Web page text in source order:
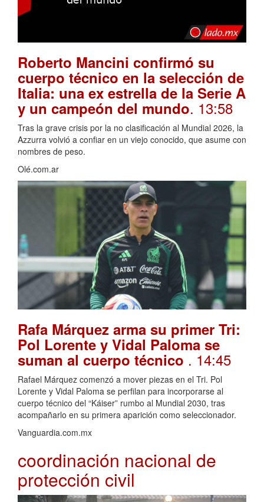
Roberto Mancini confirmó su
cuerpo técnico en la selección de
Italia: una ex estrella de la Serie A
y un campeón del mundo. 13:58
Tras la grave crisis por la no clasificación al Mundial 2026, la
Azzurra volvió a confiar en un viejo conocido, que asume con
nombres de peso.
Olé.com.ar
Rafa Márquez arma su primer Tri:
Pol Lorente y Vidal Paloma se
suman al cuerpo técnico . 14:45
Rafael Márquez comenzó a mover piezas en el Tri. Pol
Lorente y Vidal Paloma se perfilan para incorporarse al
cuerpo técnico del “Káiser” rumbo al Mundial 2030, tras
acompañarlo en su primera aparición como seleccionador.
Vanguardia.com.mx
coordinación nacional de
protección civil